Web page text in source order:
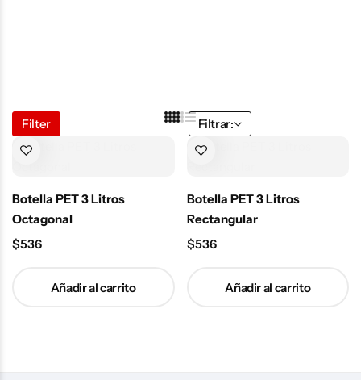
Filter Filtrar:
Botella PET 3 Litros
Octagonal
$536
Añadir al carrito
Botella PET 3 Litros
Rectangular
$536
Añadir al carrito